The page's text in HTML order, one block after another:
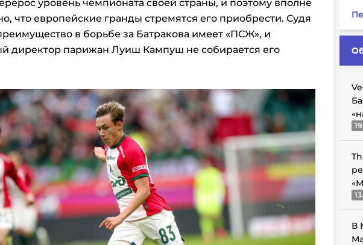
уровень чемпионата своей страны, и поэтому вполне
что европейские гранды стремятся его приобрести. Судя
в борьбе за Батракова имеет «ПСЖ», и
директор парижан Луиш Кампуш не собирается его
В